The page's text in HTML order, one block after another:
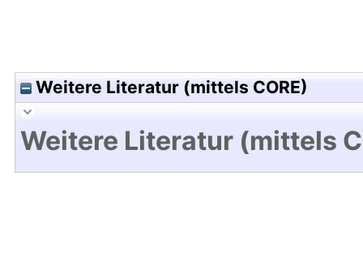
Weitere Literatur (mittels CORE)
Weitere Literatur (mittels